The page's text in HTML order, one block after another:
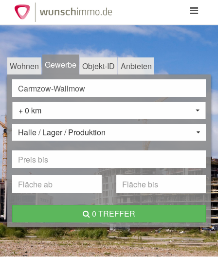
Toggle
Wohnen Gewerbe Objekt-ID Anbieten
+ 0 km
Halle / Lager / Produktion
0 TREFFER